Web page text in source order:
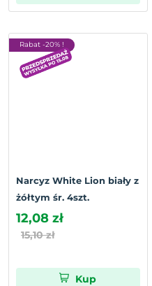
Rabat -20% !
Narcyz White Lion biały z
żółtym śr. 4szt.
12,08 zł
15,10 zł
Kup